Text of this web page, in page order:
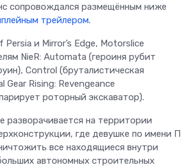
сопровождался размещённым ниже
трейлером.
и Mirror’s Edge, Motorslice
NieR: Automata (героиня рубит
Control (бруталистическая
Gear Rising: Revengeance
роторный экскаватор).
на территории
где девушке по имени П
все находящиеся внутри
автономных строительных